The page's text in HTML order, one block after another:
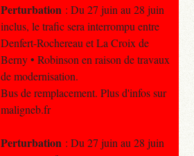
Perturbation : Du 27 juin au 28 juin
inclus, le trafic sera interrompu entre
Denfert-Rochereau et La Croix de
Berny • Robinson en raison de travaux
de modernisation.
Bus de remplacement. Plus d'infos sur
maligneb.fr
Perturbation : Du 27 juin au 28 juin